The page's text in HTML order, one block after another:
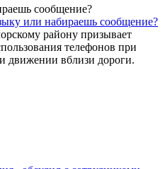
или набираешь сообщение?
району призывает
телефонов при
движении вблизи дороги.